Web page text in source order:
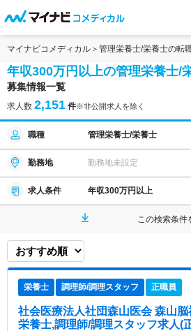
マイナビコメディカル 管理栄養士/栄養士の転
年収300万円以上の管理栄養士/
募集情報一覧
求人数 2,151 件※非公開求人を除く
職種 管理栄養士/栄養士
勤務地 勤務地未設定
求人条件 年収300万円以上
この検索条件
栄養士 調理師/調理スタッフ 正職員
社会医療法人社団森山医会 森山
栄養士,調理師/調理スタッフ求人(